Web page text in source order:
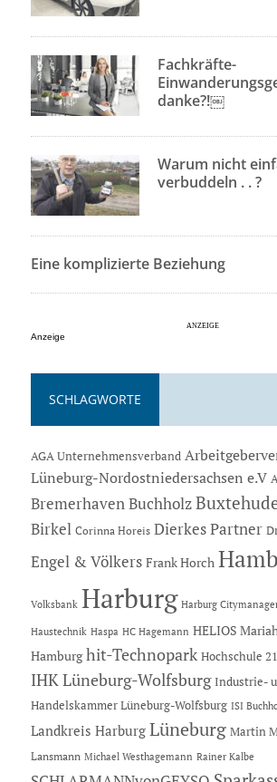
Fachkräfte-
danke?!￼
Warum nicht
verbuddeln . . ?
Eine komplizierte Beziehung
Anzeige
SCHLAGWORTE
AGA Unternehmensverband
Lüneburg-Nordostniedersachsen e.V
Bremerhaven Buchholz
Birkel Corinna Horeis Dierkes Partner
Engel & Völkers Frank Horch
Volksbank Harburg Harburg
Haustechnik Haspa HC Hagemann HELIOS
Hamburg hit-Technopark Hochschule 21
IHK Lüneburg-Wolfsburg Industrie-
Handelskammer Lüneburg-Wolfsburg ISI
Landkreis Harburg Lüneburg Martin
Lansmann Michael Westhagemann Rainer Kalbe